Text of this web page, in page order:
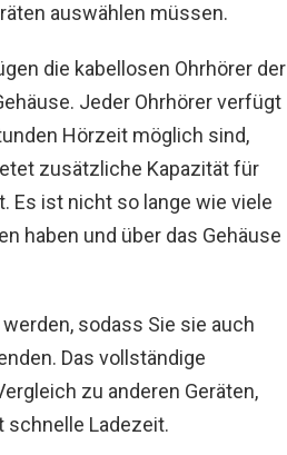
auswählen müssen.
die kabellosen Ohrhörer der
Jeder Ohrhörer verfügt
Hörzeit möglich sind,
zusätzliche Kapazität für
Es ist nicht so lange wie viele
haben und über das Gehäuse
sodass Sie sie auch
Das vollständige
zu anderen Geräten,
schnelle Ladezeit.